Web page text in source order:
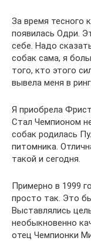
За время тесного
появилась Одри.
себе. Надо
собак сама, я
того, кто этого
вывела меня в ринг.
Я приобрела
Стал Чемпионом
собак родилась
питомника.
такой и сегодня.
Примерно в 1999
просто так. Это
Выставлялись
необыкновенно
отец Чемпионки